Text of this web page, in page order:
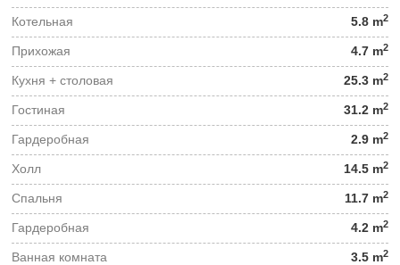
Котельная 5.8 m2
Прихожая 4.7 m2
Кухня + столовая 25.3 m2
Гостиная 31.2 m2
Гардеробная 2.9 m2
Холл 14.5 m2
Спальня 11.7 m2
Гардеробная 4.2 m2
Ванная комната 3.5 m2